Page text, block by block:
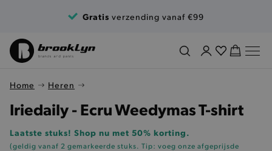
Gratis verzending vanaf €99
Home Heren
Iriedaily - Ecru Weedymas T-shirt
Laatste stuks! Shop nu met 50% korting.
(geldig vanaf 2 gemarkeerde stuks. Tip: voeg onze afgeprijsde